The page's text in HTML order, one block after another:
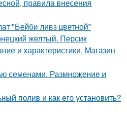
правила внесения
"Бейби ливз цветной"
желтый. Персик
и характеристики. Магазин
семенами. Размножение и
полив и как его установить?